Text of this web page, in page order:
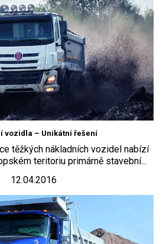
vozidla – Unikátní řešení
těžkých nákladních vozidel nabízí
teritoriu primárně stavební...
12.04.2016